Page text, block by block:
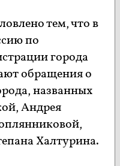
тем, что в
по
города
обращения о
названных
Андрея
Халтурина.